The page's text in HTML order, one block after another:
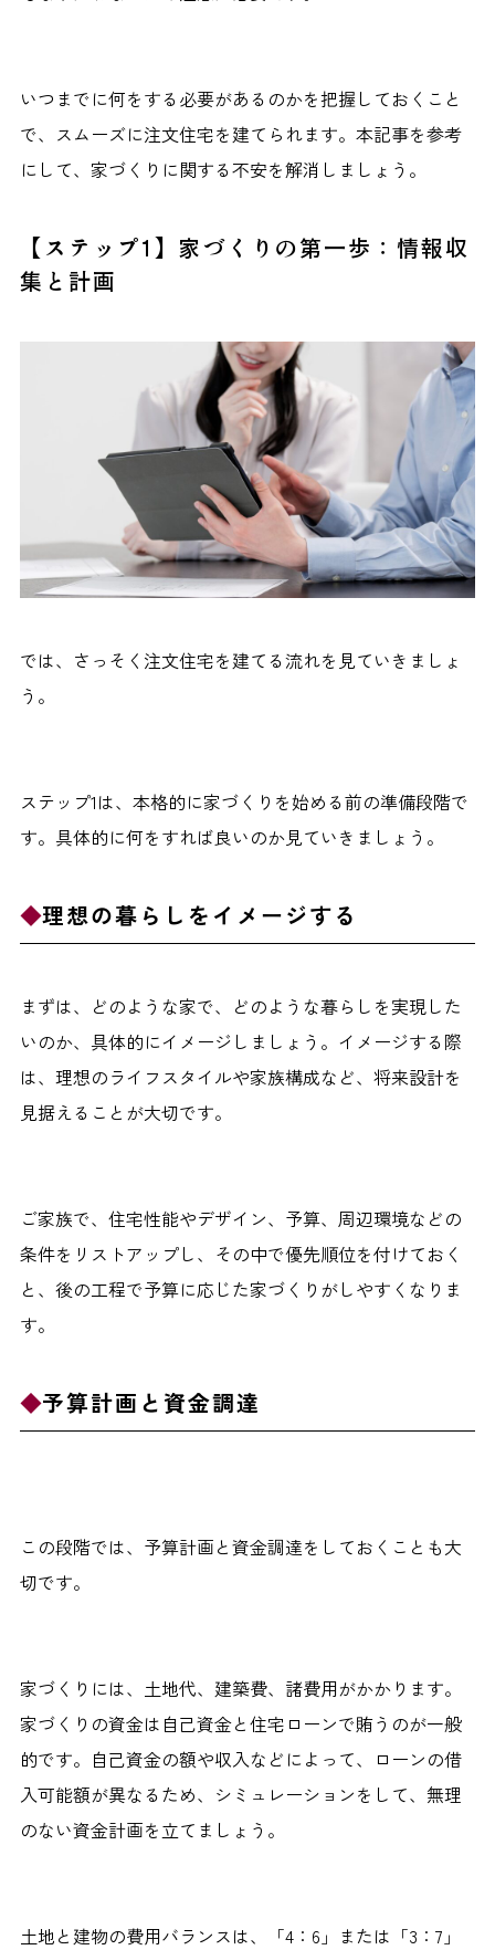
いつまでに何をする必要があるのかを把握しておくこと
で、スムーズに注文住宅を建てられます。本記事を参考
にして、家づくりに関する不安を解消しましょう。
【ステップ1】家づくりの第一歩：情報収
集と計画
では、さっそく注文住宅を建てる流れを見ていきましょ
う。
ステップ1は、本格的に家づくりを始める前の準備段階で
す。具体的に何をすれば良いのか見ていきましょう。
理想の暮らしをイメージする
まずは、どのような家で、どのような暮らしを実現した
いのか、具体的にイメージしましょう。イメージする際
は、理想のライフスタイルや家族構成など、将来設計を
見据えることが大切です。
ご家族で、住宅性能やデザイン、予算、周辺環境などの
条件をリストアップし、その中で優先順位を付けておく
と、後の工程で予算に応じた家づくりがしやすくなりま
す。
予算計画と資金調達
この段階では、予算計画と資金調達をしておくことも大
切です。
家づくりには、土地代、建築費、諸費用がかかります。
家づくりの資金は自己資金と住宅ローンで賄うのが一般
的です。自己資金の額や収入などによって、ローンの借
入可能額が異なるため、シミュレーションをして、無理
のない資金計画を立てましょう。
土地と建物の費用バランスは、「4：6」または「3：7」